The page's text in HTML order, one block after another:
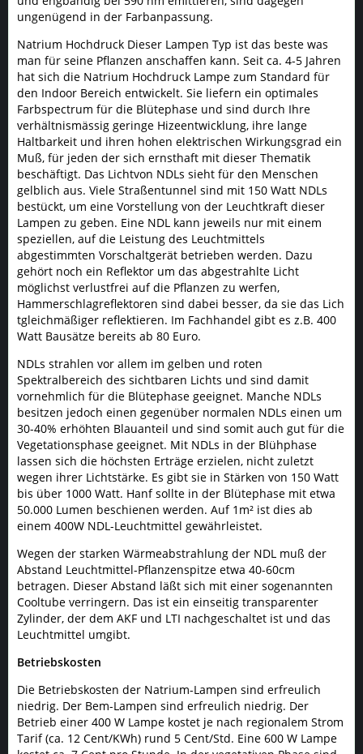
ungenügend in der Farbanpassung.
Natrium Hochdruck Dieser Lampen Typ ist das beste was
man für seine Pflanzen anschaffen kann. Seit ca. 4-5 Jahren
hat sich die Natrium Hochdruck Lampe zum Standard für
den Indoor Bereich entwickelt. Sie liefern ein optimales
Farbspectrum für die Blütephase und sind durch Ihre
verhältnismässig geringe Hizeentwicklung, ihre lange
Haltbarkeit und ihren hohen elektrischen Wirkungsgrad ein
Muß, für jeden der sich ernsthaft mit dieser Thematik
beschäftigt. Das Lichtvon NDLs sieht für den Menschen
gelblich aus. Viele Straßentunnel sind mit 150 Watt NDLs
bestückt, um eine Vorstellung von der Leuchtkraft dieser
Lampen zu geben. Eine NDL kann jeweils nur mit einem
speziellen, auf die Leistung des Leuchtmittels
abgestimmten Vorschaltgerät betrieben werden. Dazu
gehört noch ein Reflektor um das abgestrahlte Licht
möglichst verlustfrei auf die Pflanzen zu werfen,
Hammerschlagreflektoren sind dabei besser, da sie das Lich
tgleichmäßiger reflektieren. Im Fachhandel gibt es z.B. 400
Watt Bausätze bereits ab 80 Euro.
NDLs strahlen vor allem im gelben und roten
Spektralbereich des sichtbaren Lichts und sind damit
vornehmlich für die Blütephase geeignet. Manche NDLs
besitzen jedoch einen gegenüber normalen NDLs einen um
30-40% erhöhten Blauanteil und sind somit auch gut für die
Vegetationsphase geeignet. Mit NDLs in der Blühphase
lassen sich die höchsten Erträge erzielen, nicht zuletzt
wegen ihrer Lichtstärke. Es gibt sie in Stärken von 150 Watt
bis über 1000 Watt. Hanf sollte in der Blütephase mit etwa
50.000 Lumen beschienen werden. Auf 1m² ist dies ab
einem 400W NDL-Leuchtmittel gewährleistet.
Wegen der starken Wärmeabstrahlung der NDL muß der
Abstand Leuchtmittel-Pflanzenspitze etwa 40-60cm
betragen. Dieser Abstand läßt sich mit einer sogenannten
Cooltube verringern. Das ist ein einseitig transparenter
Zylinder, der dem AKF und LTI nachgeschaltet ist und das
Leuchtmittel umgibt.
Betriebskosten
Die Betriebskosten der Natrium-Lampen sind erfreulich
niedrig. Der Bem-Lampen sind erfreulich niedrig. Der
Betrieb einer 400 W Lampe kostet je nach regionalem Strom
Tarif (ca. 12 Cent/KWh) rund 5 Cent/Std. Eine 600 W Lampe